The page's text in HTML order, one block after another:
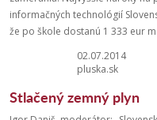
informačných technológií
že po škole dostanú 1 333 eur
02.07.2014
pluska.sk
Stlačený zemný plyn